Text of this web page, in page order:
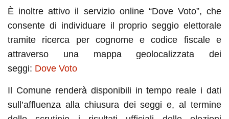
È inoltre attivo il servizio online “Dove Voto”, che
consente di individuare il proprio seggio elettorale
tramite ricerca per cognome e codice fiscale e
attraverso una mappa geolocalizzata dei
seggi: Dove Voto
Il Comune renderà disponibili in tempo reale i dati
sull’affluenza alla chiusura dei seggi e, al termine